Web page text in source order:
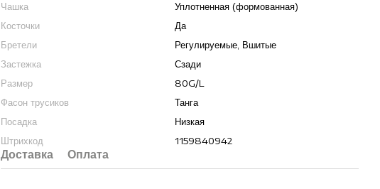
Чашка
Уплотненная (формованная)
Косточки
Да
Бретели
Регулируемые, Вшитые
Застежка
Сзади
Размер
80G/L
Фасон трусиков
Танга
Посадка
Низкая
Штрихкод
1159840942
Доставка Оплата